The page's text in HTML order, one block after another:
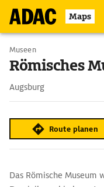
Maps
Museen
Römisches
Augsburg
Route planen
Das Römische Museum